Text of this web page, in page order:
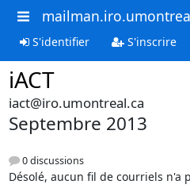
S'identifier S'inscrire
iACT
iact@iro.umontreal.ca
Septembre 2013
0 discussions
Désolé, aucun fil de courriels n'a